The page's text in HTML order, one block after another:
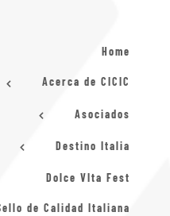
Home
Acerca de CICIC
Asociados
Destino Italia
Dolce VIta Fest
de Calidad Italiana